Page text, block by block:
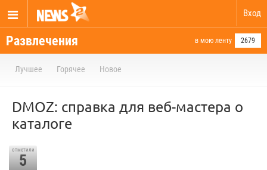
Вход
Развлечения в мою ленту 2679
Лучшее Горячее Новое
DMOZ: справка для веб-мастера о
каталоге
отметили
5